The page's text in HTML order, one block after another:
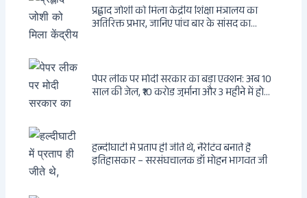
प्रह्लाद जोशी को मिला केंद्रीय शिक्षा मंत्रालय का
अतिरिक्त प्रभार, जानिए पांच बार के सांसद का
पेपर लीक पर मोदी सरकार का बड़ा एक्शन: अब 10
साल की जेल, ₹10 करोड़ जुर्माना और 3 महीने में होगा
हल्दीघाटी में प्रताप ही जीते थे, नैरेटिव बनाते हैं
इतिहासकार – सरसंघचालक डॉ मोहन भागवत जी